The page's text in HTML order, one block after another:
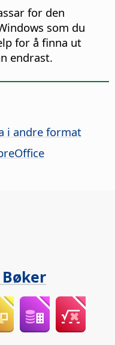
for den
som du
for å finna ut
endrast.
i andre format